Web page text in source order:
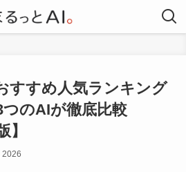
すすめ人気ランキング
つのAIが徹底比較
】
2026